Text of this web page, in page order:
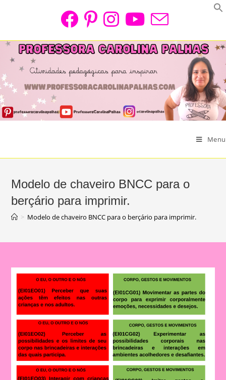
Menu
Modelo de chaveiro BNCC para o
berçário para imprimir.
> Modelo de chaveiro BNCC para o berçário para imprimir.